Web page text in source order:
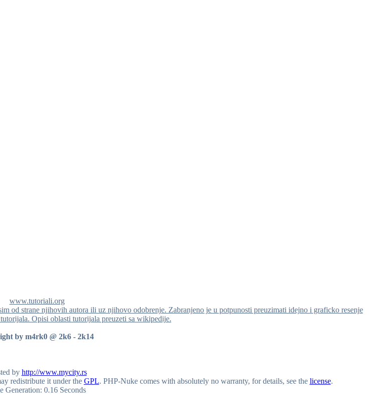
www.tutoriali.org
od strane njihovih autora ili uz njihovo odobrenje. Zabranjeno je u potpunosti preuzimati idejno i graficko resenje
Opisi oblasti tutorijala preuzeti sa wikipedije.
by m4rk0 @ 2k6 - 2k14
by http://www.mycity.rs
redistribute it under the GPL. PHP-Nuke comes with absolutely no warranty, for details, see the license.
Generation: 0.16 Seconds